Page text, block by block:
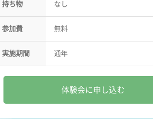
持ち物 なし
参加費 無料
実施期間 通年
体験会に申し込む